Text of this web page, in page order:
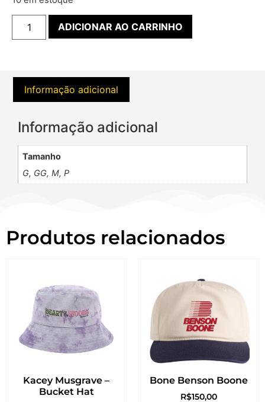
ADICIONAR AO CARRINHO
Informação adicional
Informação adicional
Tamanho
G, GG, M, P
Produtos relacionados
Kacey Musgrave –
Bucket Hat
Bone Benson Boone
R$150,00